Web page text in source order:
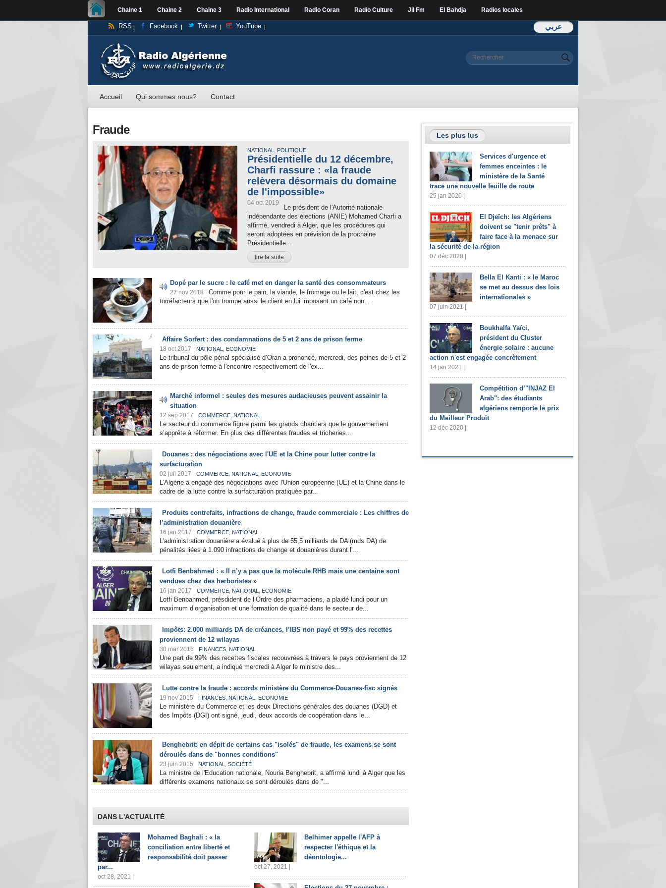
Chaine 1 Chaine 2 Chaine 3 Radio International Radio Coran Radio Culture Jil Fm El Bahdja Radios locales
عربي RSS Facebook Twitter YouTube
Formulaire de
Rechercher
Accueil Qui sommes nous? Contact
Fraude
NATIONAL , POLITIQUE
Présidentielle du 12 décembre,
Charfi rassure : «la fraude
relèvera désormais du domaine
de l'impossible»
04 oct 2019
Le président de l'Autorité nationale
indépendante des élections (ANIE) Mohamed Charfi a
affirmé, vendredi à Alger, que les procédures qui
seront adoptées en prévision de la prochaine
Présidentielle...
lire la suite
Dopé par le sucre : le café met en danger la santé des consommateurs
27 nov 2018
Comme pour le pain, la viande, le fromage ou le lait, c'est chez les
torréfacteurs que l'on trompe aussi le client en lui imposant un café non...
Affaire Sorfert : des condamnations de 5 et 2 ans de prison ferme
18 oct 2017 NATIONAL , ECONOMIE
Le tribunal du pôle pénal spécialisé d’Oran a prononcé, mercredi, des peines de 5 et 2
ans de prison ferme à l'encontre respectivement de l'ex...
Marché informel : seules des mesures audacieuses peuvent assainir la
situation
12 sep 2017 COMMERCE, NATIONAL
Le secteur du commerce figure parmi les grands chantiers que le gouvernement
s’apprête à réformer. En plus des différentes fraudes et tricheries...
Douanes : des négociations avec l'UE et la Chine pour lutter contre la
surfacturation
02 juil 2017 COMMERCE, NATIONAL , ECONOMIE
L'Algérie a engagé des négociations avec l'Union européenne (UE) et la Chine dans le
cadre de la lutte contre la surfacturation pratiquée par...
Produits contrefaits, infractions de change, fraude commerciale : Les chiffres de
l’administration douanière
16 jan 2017 COMMERCE, NATIONAL
L'administration douanière a évalué à plus de 55,5 milliards de DA (mds DA) de
pénalités liées à 1.090 infractions de change et douanières durant l'...
Lotfi Benbahmed : « Il n’y a pas que la molécule RHB mais une centaine sont
vendues chez des herboristes »
16 jan 2017 COMMERCE, NATIONAL , ECONOMIE
Lotfi Benbahmed, présdident de l’Ordre des pharmaciens, a plaidé lundi pour un
maximum d’organisation et une formation de qualité dans le secteur de...
Impôts: 2.000 milliards DA de créances, l’IBS non payé et 99% des recettes
proviennent de 12 wilayas
30 mar 2016 FINANCES, NATIONAL
Une part de 99% des recettes fiscales recouvrées à travers le pays proviennent de 12
wilayas seulement, a indiqué mercredi à Alger le ministre des...
Lutte contre la fraude : accords ministère du Commerce-Douanes-fisc signés
19 nov 2015 FINANCES, NATIONAL , ECONOMIE
Le ministère du Commerce et les deux Directions générales des douanes (DGD) et
des Impôts (DGI) ont signé, jeudi, deux accords de coopération dans le...
Benghebrit: en dépit de certains cas "isolés" de fraude, les examens se sont
déroulés dans de "bonnes conditions"
23 juin 2015 NATIONAL , SOCIÉTÉ
La ministre de l'Education nationale, Nouria Benghebrit, a affirmé lundi à Alger que les
différents examens nationaux se sont déroulés dans de "...
DANS L'ACTUALITÉ
Mohamed Baghali : « la
conciliation entre liberté et
responsabilité doit passer
par...
oct 28, 2021 |
Belhimer appelle l'AFP à
respecter l'éthique et la
déontologie...
oct 27, 2021 |
Les plus lus
Services d'urgence et
femmes enceintes : le
ministère de la Santé
trace une nouvelle feuille de route
25 jan 2020 |
El Djeïch: les Algériens
doivent se "tenir prêts" à
faire face à la menace sur
la sécurité de la région
07 déc 2020 |
Bella El Kanti : « le Maroc
se met au dessus des lois
internationales »
07 juin 2021 |
Boukhalfa Yaïci,
président du Cluster
énergie solaire : aucune
action n'est engagée concrètement
14 jan 2021 |
Compétition d’"INJAZ El
Arab": des étudiants
algériens remporte le prix
du Meilleur Produit
12 déc 2020 |